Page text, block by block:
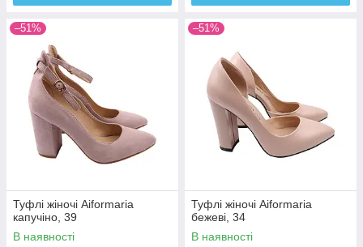
–51%
Туфлі жіночі Aiformaria
капучіно, 39
В наявності
–51%
Туфлі жіночі Aiformaria
бежеві, 34
В наявності